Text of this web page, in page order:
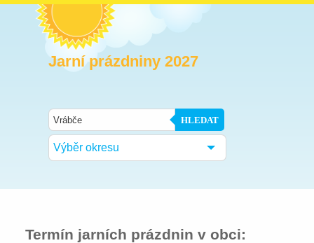
Jarní prázdniny 2027
HLEDAT
Výběr okresu
Termín jarních prázdnin v obci: